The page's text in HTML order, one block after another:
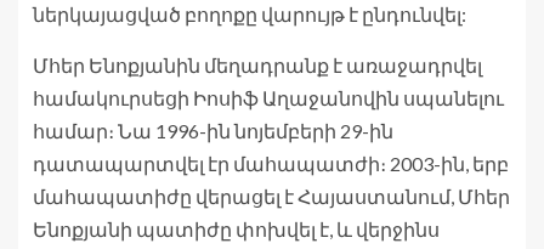
ներկայացված բողոքը վարույթ է ընդունվել:
Մհեր Ենոքյանին մեղադրանք է առաջադրվել
համակուրսեցի Իոսիֆ Աղաջանովին սպանելու
համար։ Նա 1996-ին նոյեմբերի 29-ին
դատապարտվել էր մահապատժի։ 2003-ին, երբ
մահապատիժը վերացել է Հայաստանում, Մհեր
Ենոքյանի պատիժը փոխվել է, և վերջինս